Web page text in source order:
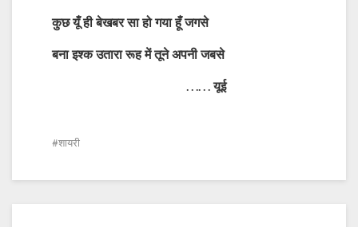
कुछ यूँ ही बेखबर सा हो गया हूँ जगसे
बना इश्क उतारा रूह में तूने अपनी जबसे
……यूई
शायरी